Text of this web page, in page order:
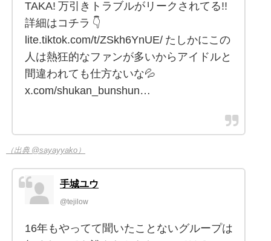
TAKA! 万引きトラブルがリークされてる!!
詳細はコチラ 👇
lite.tiktok.com/t/ZSkh6YnUE/ たしかにこの
人は熱狂的なファンが多いからアイドルと
間違われても仕方ないな💦
x.com/shukan_bunshun…
（出典 @sayayyako）
手城ユウ
@tejilow
16年もやってて聞いたことないグループは